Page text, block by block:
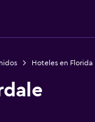
Hoteles en Florida